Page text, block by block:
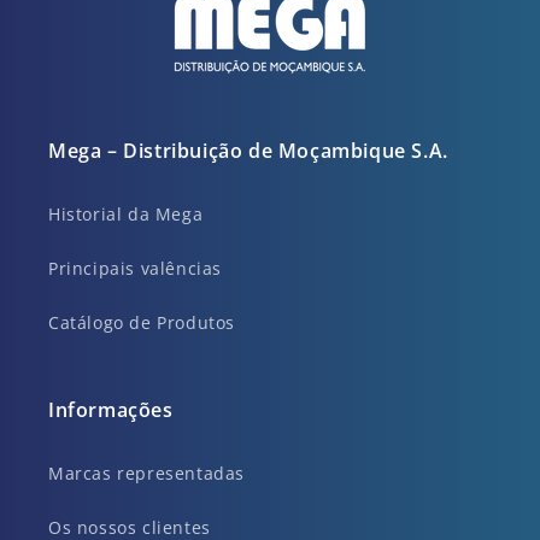
Mega – Distribuição de Moçambique S.A.
Historial da Mega
Principais valências
Catálogo de Produtos
Informações
Marcas representadas
Os nossos clientes